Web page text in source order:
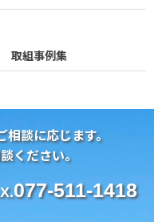
取組事例集
談に応じます。
ください。
077-511-1418